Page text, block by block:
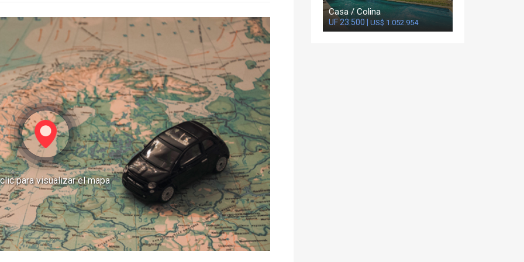
para visualizar el mapa
Casa / Colina
UF 23.500 | US$ 1.052.954